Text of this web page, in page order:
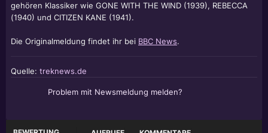
gehören Klassiker wie GONE WITH THE WIND (1939), REBECCA
(1940) und CITIZEN KANE (1941).
Die Originalmeldung findet ihr bei BBC News.
Quelle: treknews.de
Problem mit Newsmeldung melden?